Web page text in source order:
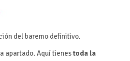
del baremo definitivo.
apartado. Aquí tienestoda la